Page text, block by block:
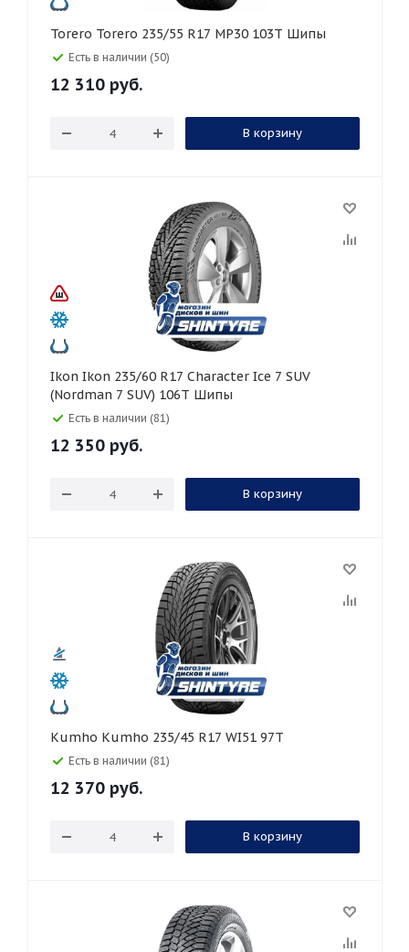
Torero Torero 235/55 R17 MP30 103T Шипы
Есть в наличии (50)
12 310 руб.
В корзину
Ikon Ikon 235/60 R17 Character Ice 7 SUV
(Nordman 7 SUV) 106T Шипы
Есть в наличии (81)
12 350 руб.
В корзину
Kumho Kumho 235/45 R17 WI51 97T
Есть в наличии (81)
12 370 руб.
В корзину